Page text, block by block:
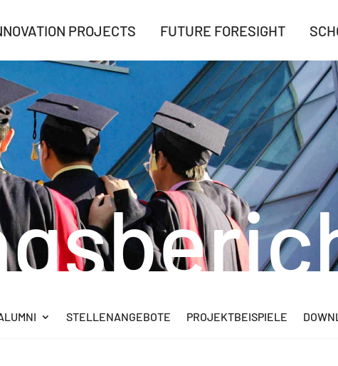
PROJECTS FUTURE FORESIGHT
STELLENANGEBOTE PROJEKTBEISPIELE